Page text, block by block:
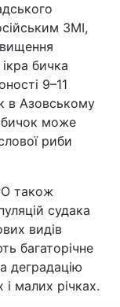
ЗМІ,
бичка
9–11
в Азовському
бичок може
риби
також
судака
видів
багаторічне
деградацію
малих річках.